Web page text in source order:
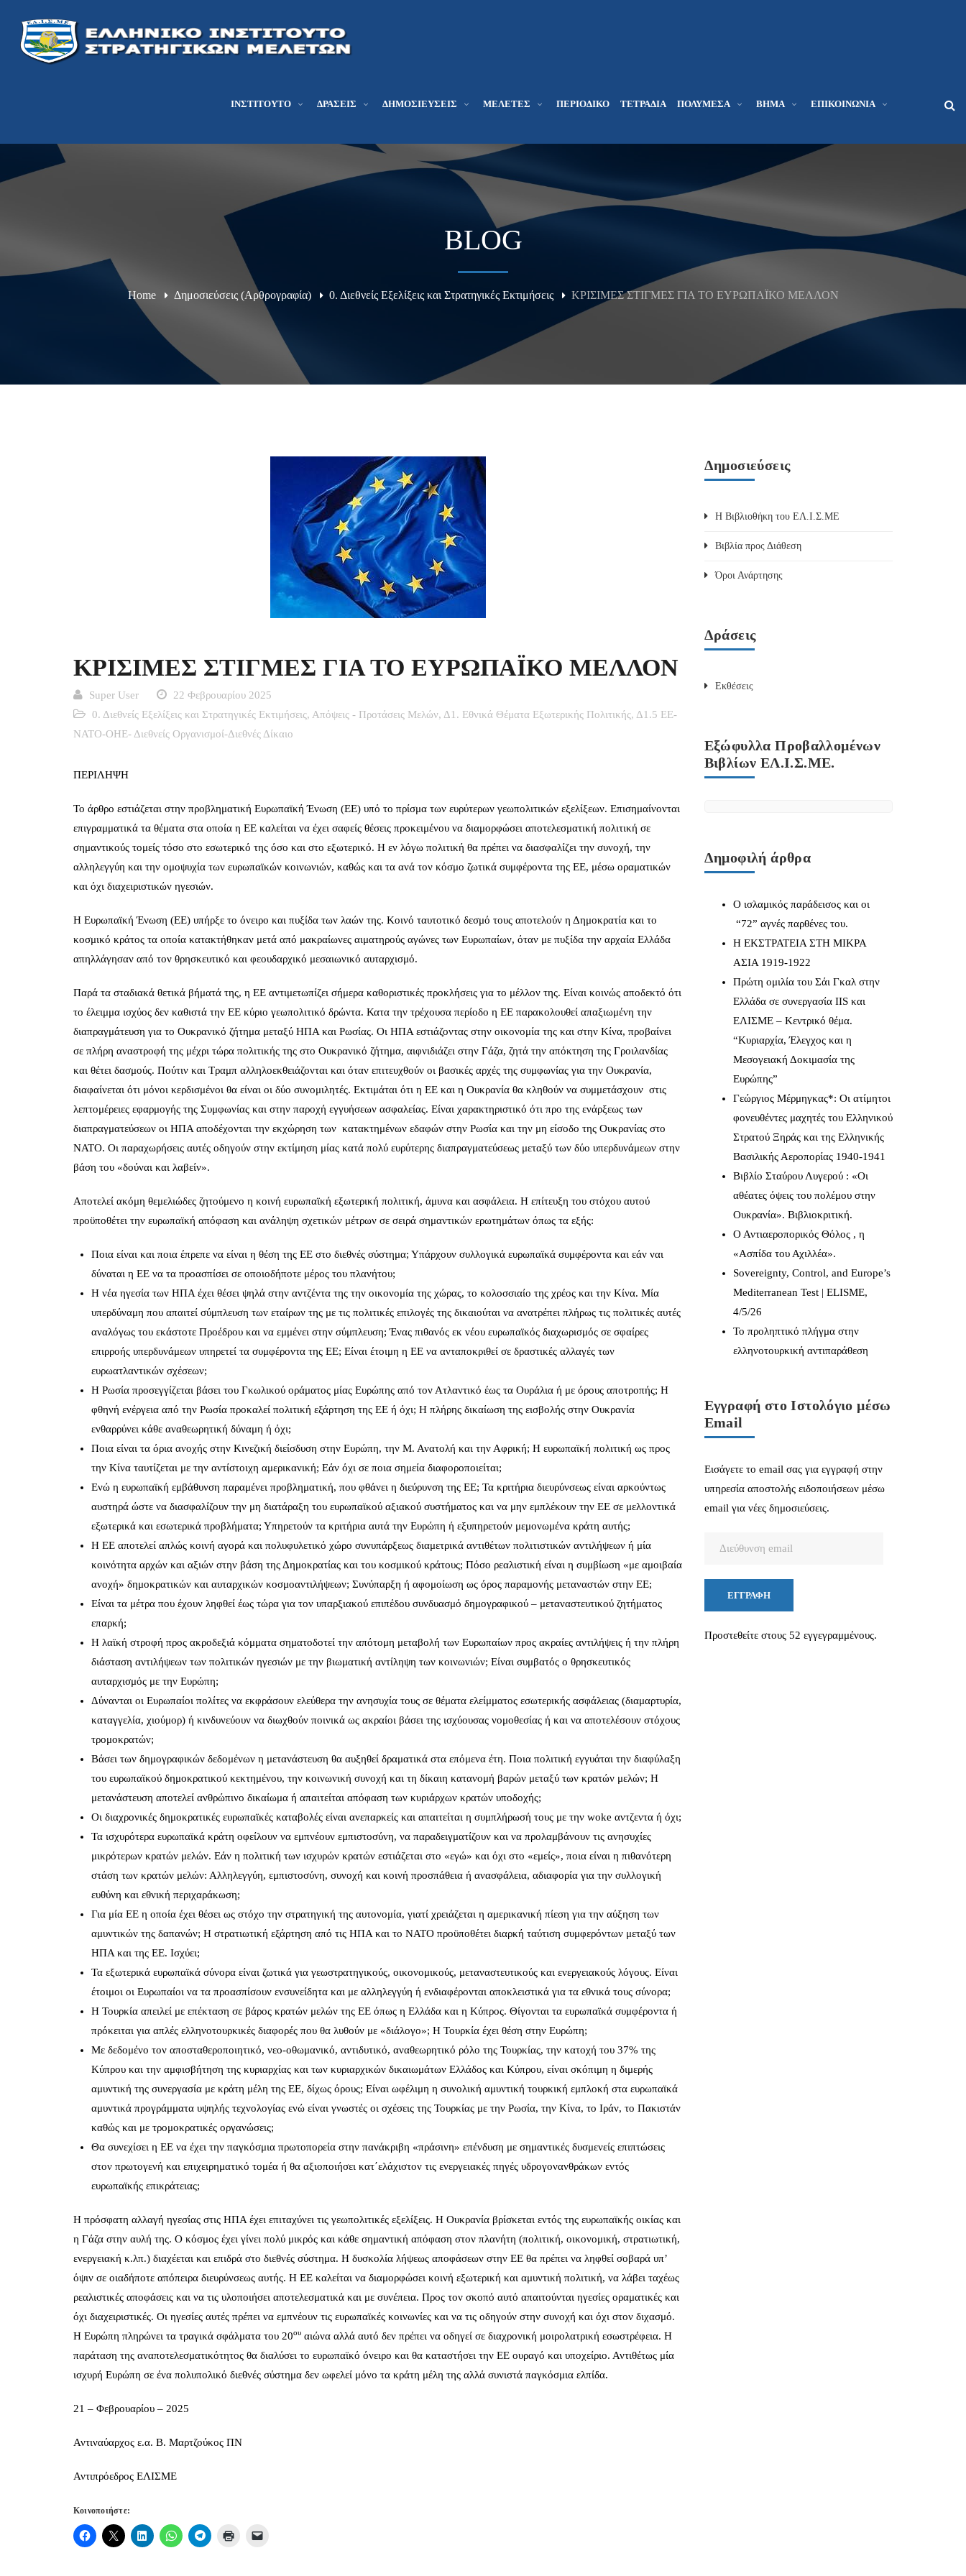
ΙΝΣΤΙΤΟΎΤΟ ΔΡΆΣΕΙΣ ΔΗΜΟΣΙΕΎΣΕΙΣ ΜΕΛΕΤΕΣ ΠΕΡΙΟΔΙΚΌ ΤΕΤΡΆΔΙΑ ΠΟΛΥΜΈΣΑ ΒΉΜΑ ΕΠΙΚΟΙΝΩΝΊΑ
BLOG
Home Δημοσιεύσεις (Αρθρογραφία) 0. Διεθνείς Εξελίξεις και Στρατηγικές Εκτιμήσεις ΚΡΙΣΙΜΕΣ ΣΤΙΓΜΕΣ ΓΙΑ ΤΟ ΕΥΡΩΠΑΪΚΟ ΜΕΛΛΟΝ
ΚΡΙΣΙΜΕΣ ΣΤΙΓΜΕΣ ΓΙΑ ΤΟ ΕΥΡΩΠΑΪΚΟ ΜΕΛΛΟΝ
Super User
22 Φεβρουαρίου 2025
0. Διεθνείς Εξελίξεις και Στρατηγικές Εκτιμήσεις, Απόψεις - Προτάσεις Μελών, Δ1. Εθνικά Θέματα Εξωτερικής Πολιτικής, Δ1.5 ΕΕ-
ΝΑΤΟ-ΟΗΕ- Διεθνείς Οργανισμοί-Διεθνές Δίκαιο
ΠΕΡΙΛΗΨΗ
Το άρθρο εστιάζεται στην προβληματική Ευρωπαϊκή Ένωση (ΕΕ) υπό το πρίσμα των ευρύτερων γεωπολιτικών εξελίξεων. Επισημαίνονται
επιγραμματικά τα θέματα στα οποία η ΕΕ καλείται να έχει σαφείς θέσεις προκειμένου να διαμορφώσει αποτελεσματική πολιτική σε
σημαντικούς τομείς τόσο στο εσωτερικό της όσο και στο εξωτερικό. Η εν λόγω πολιτική θα πρέπει να διασφαλίζει την συνοχή, την
αλληλεγγύη και την ομοψυχία των ευρωπαϊκών κοινωνιών, καθώς και τα ανά τον κόσμο ζωτικά συμφέροντα της ΕΕ, μέσω οραματικών
και όχι διαχειριστικών ηγεσιών.
Η Ευρωπαϊκή Ένωση (ΕΕ) υπήρξε το όνειρο και πυξίδα των λαών της. Κοινό ταυτοτικό δεσμό τους αποτελούν η Δημοκρατία και το
κοσμικό κράτος τα οποία κατακτήθηκαν μετά από μακραίωνες αιματηρούς αγώνες των Ευρωπαίων, όταν με πυξίδα την αρχαία Ελλάδα
απηλλάγησαν από τον θρησκευτικό και φεουδαρχικό μεσαιωνικό αυταρχισμό.
Παρά τα σταδιακά θετικά βήματά της, η ΕΕ αντιμετωπίζει σήμερα καθοριστικές προκλήσεις για το μέλλον της. Είναι κοινώς αποδεκτό ότι
το έλειμμα ισχύος δεν καθιστά την ΕΕ κύριο γεωπολιτικό δρώντα. Κατα την τρέχουσα περίοδο η ΕΕ παρακολουθεί απαξιωμένη την
διαπραγμάτευση για το Ουκρανικό ζήτημα μεταξύ ΗΠΑ και Ρωσίας. Οι ΗΠΑ εστιάζοντας στην οικονομία της και στην Κίνα, προβαίνει
σε πλήρη αναστροφή της μέχρι τώρα πολιτικής της στο Ουκρανικό ζήτημα, αιφνιδιάζει στην Γάζα, ζητά την απόκτηση της Γροιλανδίας
και θέτει δασμούς. Πούτιν και Τραμπ αλληλοεκθειάζονται και όταν επιτευχθούν οι βασικές αρχές της συμφωνίας για την Ουκρανία,
διαφαίνεται ότι μόνοι κερδισμένοι θα είναι οι δύο συνομιλητές. Εκτιμάται ότι η ΕΕ και η Ουκρανία θα κληθούν να συμμετάσχουν στις
λεπτομέρειες εφαρμογής της Συμφωνίας και στην παροχή εγγυήσεων ασφαλείας. Είναι χαρακτηριστικό ότι προ της ενάρξεως των
διαπραγματεύσεων οι ΗΠΑ αποδέχονται την εκχώρηση των κατακτημένων εδαφών στην Ρωσία και την μη είσοδο της Ουκρανίας στο
ΝΑΤΟ. Οι παραχωρήσεις αυτές οδηγούν στην εκτίμηση μίας κατά πολύ ευρύτερης διαπραγματεύσεως μεταξύ των δύο υπερδυνάμεων στην
βάση του «δούναι και λαβείν».
Αποτελεί ακόμη θεμελιώδες ζητούμενο η κοινή ευρωπαϊκή εξωτερική πολιτική, άμυνα και ασφάλεια. Η επίτευξη του στόχου αυτού
προϋποθέτει την ευρωπαϊκή απόφαση και ανάληψη σχετικών μέτρων σε σειρά σημαντικών ερωτημάτων όπως τα εξής:
Ποια είναι και ποια έπρεπε να είναι η θέση της ΕΕ στο διεθνές σύστημα; Υπάρχουν συλλογικά ευρωπαϊκά συμφέροντα και εάν ναι
δύναται η ΕΕ να τα προασπίσει σε οποιοδήποτε μέρος του πλανήτου;
Η νέα ηγεσία των ΗΠΑ έχει θέσει ψηλά στην αντζέντα της την οικονομία της χώρας, το κολοσσιαίο της χρέος και την Κίνα. Μία
υπερδύναμη που απαιτεί σύμπλευση των εταίρων της με τις πολιτικές επιλογές της δικαιούται να ανατρέπει πλήρως τις πολιτικές αυτές
αναλόγως του εκάστοτε Προέδρου και να εμμένει στην σύμπλευση; Ένας πιθανός εκ νέου ευρωπαϊκός διαχωρισμός σε σφαίρες
επιρροής υπερδυνάμεων υπηρετεί τα συμφέροντα της ΕΕ; Είναι έτοιμη η ΕΕ να ανταποκριθεί σε δραστικές αλλαγές των
ευρωατλαντικών σχέσεων;
Η Ρωσία προσεγγίζεται βάσει του Γκωλικού οράματος μίας Ευρώπης από τον Ατλαντικό έως τα Ουράλια ή με όρους αποτροπής; Η
φθηνή ενέργεια από την Ρωσία προκαλεί πολιτική εξάρτηση της ΕΕ ή όχι; Η πλήρης δικαίωση της εισβολής στην Ουκρανία
ενθαρρύνει κάθε αναθεωρητική δύναμη ή όχι;
Ποια είναι τα όρια ανοχής στην Κινεζική διείσδυση στην Ευρώπη, την Μ. Ανατολή και την Αφρική; Η ευρωπαϊκή πολιτική ως προς
την Κίνα ταυτίζεται με την αντίστοιχη αμερικανική; Εάν όχι σε ποια σημεία διαφοροποιείται;
Ενώ η ευρωπαϊκή εμβάθυνση παραμένει προβληματική, που φθάνει η διεύρυνση της ΕΕ; Τα κριτήρια διευρύνσεως είναι αρκούντως
αυστηρά ώστε να διασφαλίζουν την μη διατάραξη του ευρωπαϊκού αξιακού συστήματος και να μην εμπλέκουν την ΕΕ σε μελλοντικά
εξωτερικά και εσωτερικά προβλήματα; Υπηρετούν τα κριτήρια αυτά την Ευρώπη ή εξυπηρετούν μεμονωμένα κράτη αυτής;
Η ΕΕ αποτελεί απλώς κοινή αγορά και πολυφυλετικό χώρο συνυπάρξεως διαμετρικά αντιθέτων πολιτιστικών αντιλήψεων ή μία
κοινότητα αρχών και αξιών στην βάση της Δημοκρατίας και του κοσμικού κράτους; Πόσο ρεαλιστική είναι η συμβίωση «με αμοιβαία
ανοχή» δημοκρατικών και αυταρχικών κοσμοαντιλήψεων; Συνύπαρξη ή αφομοίωση ως όρος παραμονής μεταναστών στην ΕΕ;
Είναι τα μέτρα που έχουν ληφθεί έως τώρα για τον υπαρξιακού επιπέδου συνδυασμό δημογραφικού – μεταναστευτικού ζητήματος
επαρκή;
Η λαϊκή στροφή προς ακροδεξιά κόμματα σηματοδοτεί την απότομη μεταβολή των Ευρωπαίων προς ακραίες αντιλήψεις ή την πλήρη
διάσταση αντιλήψεων των πολιτικών ηγεσιών με την βιωματική αντίληψη των κοινωνιών; Είναι συμβατός ο θρησκευτικός
αυταρχισμός με την Ευρώπη;
Δύνανται οι Ευρωπαίοι πολίτες να εκφράσουν ελεύθερα την ανησυχία τους σε θέματα ελείμματος εσωτερικής ασφάλειας (διαμαρτυρία,
καταγγελία, χιούμορ) ή κινδυνεύουν να διωχθούν ποινικά ως ακραίοι βάσει της ισχύουσας νομοθεσίας ή και να αποτελέσουν στόχους
τρομοκρατών;
Βάσει των δημογραφικών δεδομένων η μετανάστευση θα αυξηθεί δραματικά στα επόμενα έτη. Ποια πολιτική εγγυάται την διαφύλαξη
του ευρωπαϊκού δημοκρατικού κεκτημένου, την κοινωνική συνοχή και τη δίκαιη κατανομή βαρών μεταξύ των κρατών μελών; Η
μετανάστευση αποτελεί ανθρώπινο δικαίωμα ή απαιτείται απόφαση των κυριάρχων κρατών υποδοχής;
Οι διαχρονικές δημοκρατικές ευρωπαϊκές καταβολές είναι ανεπαρκείς και απαιτείται η συμπλήρωσή τους με την woke αντζεντα ή όχι;
Τα ισχυρότερα ευρωπαϊκά κράτη οφείλουν να εμπνέουν εμπιστοσύνη, να παραδειγματίζουν και να προλαμβάνουν τις ανησυχίες
μικρότερων κρατών μελών. Εάν η πολιτική των ισχυρών κρατών εστιάζεται στο «εγώ» και όχι στο «εμείς», ποια είναι η πιθανότερη
στάση των κρατών μελών: Αλληλεγγύη, εμπιστοσύνη, συνοχή και κοινή προσπάθεια ή ανασφάλεια, αδιαφορία για την συλλογική
ευθύνη και εθνική περιχαράκωση;
Για μία ΕΕ η οποία έχει θέσει ως στόχο την στρατηγική της αυτονομία, γιατί χρειάζεται η αμερικανική πίεση για την αύξηση των
αμυντικών της δαπανών; Η στρατιωτική εξάρτηση από τις ΗΠΑ και το ΝΑΤΟ προϋποθέτει διαρκή ταύτιση συμφερόντων μεταξύ των
ΗΠΑ και της ΕΕ. Ισχύει;
Τα εξωτερικά ευρωπαϊκά σύνορα είναι ζωτικά για γεωστρατηγικούς, οικονομικούς, μεταναστευτικούς και ενεργειακούς λόγους. Είναι
έτοιμοι οι Ευρωπαίοι να τα προασπίσουν ενσυνείδητα και με αλληλεγγύη ή ενδιαφέρονται αποκλειστικά για τα εθνικά τους σύνορα;
Η Τουρκία απειλεί με επέκταση σε βάρος κρατών μελών της ΕΕ όπως η Ελλάδα και η Κύπρος. Θίγονται τα ευρωπαϊκά συμφέροντα ή
πρόκειται για απλές ελληνοτουρκικές διαφορές που θα λυθούν με «διάλογο»; Η Τουρκία έχει θέση στην Ευρώπη;
Με δεδομένο τον αποσταθεροποιητικό, νεο-οθωμανικό, αντιδυτικό, αναθεωρητικό ρόλο της Τουρκίας, την κατοχή του 37% της
Κύπρου και την αμφισβήτηση της κυριαρχίας και των κυριαρχικών δικαιωμάτων Ελλάδος και Κύπρου, είναι σκόπιμη η διμερής
αμυντική της συνεργασία με κράτη μέλη της ΕΕ, δίχως όρους; Είναι ωφέλιμη η συνολική αμυντική τουρκική εμπλοκή στα ευρωπαϊκά
αμυντικά προγράμματα υψηλής τεχνολογίας ενώ είναι γνωστές οι σχέσεις της Τουρκίας με την Ρωσία, την Κίνα, το Ιράν, το Πακιστάν
καθώς και με τρομοκρατικές οργανώσεις;
Θα συνεχίσει η ΕΕ να έχει την παγκόσμια πρωτοπορεία στην πανάκριβη «πράσινη» επένδυση με σημαντικές δυσμενείς επιπτώσεις
στον πρωτογενή και επιχειρηματικό τομέα ή θα αξιοποιήσει κατ΄ελάχιστον τις ενεργειακές πηγές υδρογονανθράκων εντός
ευρωπαϊκής επικράτειας;
Η πρόσφατη αλλαγή ηγεσίας στις ΗΠΑ έχει επιταχύνει τις γεωπολιτικές εξελίξεις. Η Ουκρανία βρίσκεται εντός της ευρωπαϊκής οικίας και
η Γάζα στην αυλή της. Ο κόσμος έχει γίνει πολύ μικρός και κάθε σημαντική απόφαση στον πλανήτη (πολιτική, οικονομική, στρατιωτική,
ενεργειακή κ.λπ.) διαχέεται και επιδρά στο διεθνές σύστημα. Η δυσκολία λήψεως αποφάσεων στην ΕΕ θα πρέπει να ληφθεί σοβαρά υπ’
όψιν σε οιαδήποτε απόπειρα διευρύνσεως αυτής. Η ΕΕ καλείται να διαμορφώσει κοινή εξωτερική και αμυντική πολιτική, να λάβει ταχέως
ρεαλιστικές αποφάσεις και να τις υλοποιήσει αποτελεσματικά και με συνέπεια. Προς τον σκοπό αυτό απαιτούνται ηγεσίες οραματικές και
όχι διαχειριστικές. Οι ηγεσίες αυτές πρέπει να εμπνέουν τις ευρωπαϊκές κοινωνίες και να τις οδηγούν στην συνοχή και όχι στον διχασμό.
Η Ευρώπη πληρώνει τα τραγικά σφάλματα του 20ου αιώνα αλλά αυτό δεν πρέπει να οδηγεί σε διαχρονική μοιρολατρική εσωστρέφεια. Η
παράταση της αναποτελεσματικότητος θα διαλύσει το ευρωπαϊκό όνειρο και θα καταστήσει την ΕΕ ουραγό και υποχείριο. Αντιθέτως μία
ισχυρή Ευρώπη σε ένα πολυπολικό διεθνές σύστημα δεν ωφελεί μόνο τα κράτη μέλη της αλλά συνιστά παγκόσμια ελπίδα.
21 – Φεβρουαρίου – 2025
Αντιναύαρχος ε.α. Β. Μαρτζούκος ΠΝ
Αντιπρόεδρος ΕΛΙΣΜΕ
Κοινοποιήστε:
Δημοσιεύσεις
Η Βιβλιοθήκη του ΕΛ.Ι.Σ.ΜΕ
Βιβλία προς Διάθεση
Όροι Ανάρτησης
Δράσεις
Εκθέσεις
Εξώφυλλα Προβαλλομένων
Βιβλίων ΕΛ.Ι.Σ.ΜΕ.
Δημοφιλή άρθρα
Ο ισλαμικός παράδεισος και οι
“72” αγνές παρθένες του.
Η ΕΚΣΤΡΑΤΕΙΑ ΣΤΗ ΜΙΚΡΑ
ΑΣΙΑ 1919-1922
Πρώτη ομιλία του Σάι Γκαλ στην
Ελλάδα σε συνεργασία IIS και
ΕΛΙΣΜΕ – Κεντρικό θέμα.
“Κυριαρχία, Έλεγχος και η
Μεσογειακή Δοκιμασία της
Ευρώπης”
Γεώργιος Μέρμηγκας*: Οι ατίμητοι
φονευθέντες μαχητές του Ελληνικού
Στρατού Ξηράς και της Ελληνικής
Βασιλικής Αεροπορίας 1940-1941
Βιβλίο Σταύρου Λυγερού : «Οι
αθέατες όψεις του πολέμου στην
Ουκρανία». Βιβλιοκριτική.
Ο Αντιαεροπορικός Θόλος , η
«Ασπίδα του Αχιλλέα».
Sovereignty, Control, and Europe’s
Mediterranean Test | ELISME,
4/5/26
Το προληπτικό πλήγμα στην
ελληνοτουρκική αντιπαράθεση
Εγγραφή στο Ιστολόγιο μέσω
Email
Εισάγετε το email σας για εγγραφή στην
υπηρεσία αποστολής ειδοποιήσεων μέσω
email για νέες δημοσιεύσεις.
ΕΓΓΡΑΦΉ
Προστεθείτε στους 52 εγγεγραμμένους.